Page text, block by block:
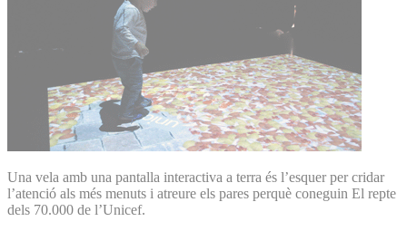
Una vela amb una pantalla interactiva a terra és l’esquer per cridar
l’atenció als més menuts i atreure els pares perquè coneguin El repte
dels 70.000 de l’Unicef.